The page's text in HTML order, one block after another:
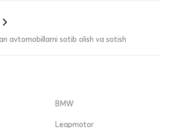
avtomobillarni sotib olish va sotish
BMW
Leapmotor